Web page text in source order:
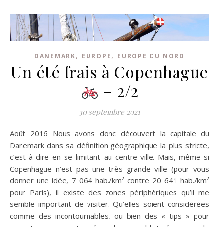
DANEMARK, EUROPE , EUROPE DU NORD
Un été frais à Copenhague
– 2/2
30 septembre 2021
Août 2016 Nous avons donc découvert la capitale du
Danemark dans sa définition géographique la plus stricte,
c’est-à-dire en se limitant au centre-ville. Mais, même si
Copenhague n’est pas une très grande ville (pour vous
donner une idée, 7 064 hab./km² contre 20 641 hab./km²
pour Paris), il existe des zones périphériques qu’il me
semble important de visiter. Qu’elles soient considérées
comme des incontournables, ou bien des « tips » pour